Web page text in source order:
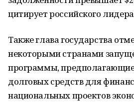
цитирует российского
Также глава государства
некоторыми странами
программы, предполагающие
долговых средств для
национальных проектов